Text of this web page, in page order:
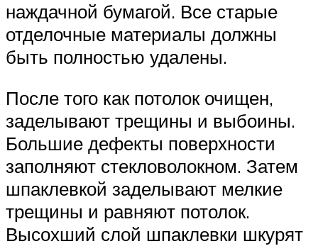
наждачной бумагой. Все старые
отделочные материалы должны
быть полностью удалены.
После того как потолок очищен,
заделывают трещины и выбоины.
Большие дефекты поверхности
заполняют стекловолокном. Затем
шпаклевкой заделывают мелкие
трещины и равняют потолок.
Высохший слой шпаклевки шкурят